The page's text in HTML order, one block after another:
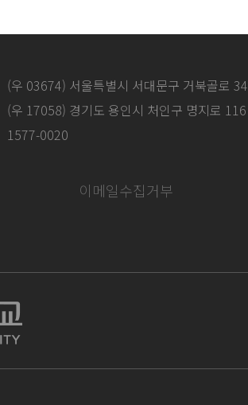
(우 03674) 서울특별시 서대문구 거북골로 34
(우 17058) 경기도 용인시 처인구 명지로 116
1577-0020
이메일수집거부